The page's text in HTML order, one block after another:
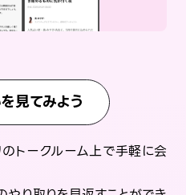
見てみよう
のトークルーム上で手軽に会